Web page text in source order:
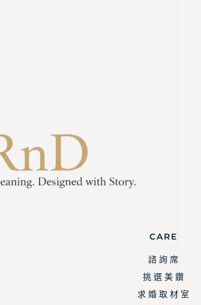
CARE
諮 詢 席
挑 選 美 鑽
求 婚 取 材 室